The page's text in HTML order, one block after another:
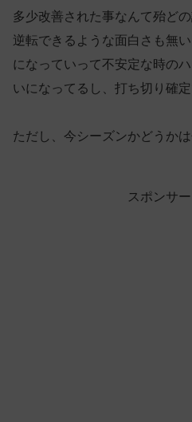
多少改善された事なんて殆ど
逆転できるような面白さも無
になっていって不安定な時の
いになってるし、打ち切り確定
ただし、今シーズンかどうかは
スポンサ